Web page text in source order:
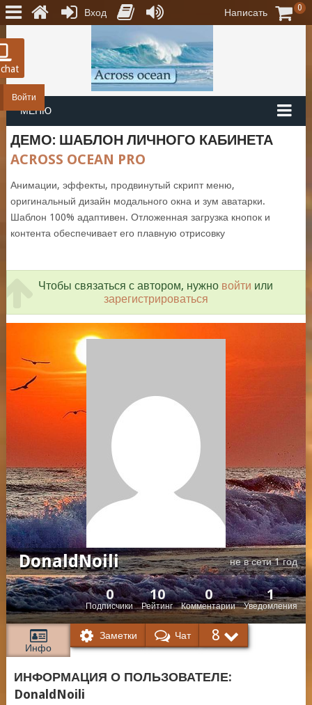
Войти
МЕНЮ
ДЕМО: ШАБЛОН ЛИЧНОГО КАБИНЕТА
ACROSS OCEAN PRO
Анимации, эффекты, продвинутый скрипт меню,
оригинальный дизайн модального окна и зум аватарки.
Шаблон 100% адаптивен. Отложенная загрузка кнопок и
контента обеспечивает его плавную отрисовку
Чтобы связаться с автором, нужно войти или
зарегистрироваться
DonaldNoili не в сети 1 год
Подписчики
0
Рейтинг
10
Комментарии
0
Уведомления
1
Инфо
Заметки Чат 8
ИНФОРМАЦИЯ О ПОЛЬЗОВАТЕЛЕ:
DonaldNoili
Вход Написать 0